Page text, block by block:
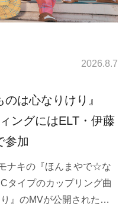
2026.8.7
は心なりけり』
ングにはELT・伊藤
参加
ナキの『ほんまやで☆な
タイプのカップリング曲
り』のMVが公開された…